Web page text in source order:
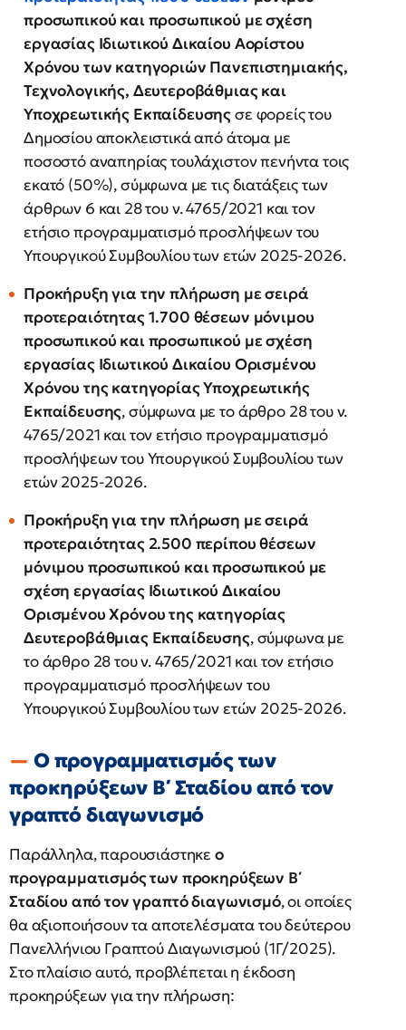
προσωπικού και προσωπικού με σχέση
εργασίας Ιδιωτικού Δικαίου Αορίστου
Χρόνου των κατηγοριών Πανεπιστημιακής,
Τεχνολογικής, Δευτεροβάθμιας και
Υποχρεωτικής Εκπαίδευσηςσε φορείς του
Δημοσίου αποκλειστικά από άτομα με
ποσοστό αναπηρίας τουλάχιστον πενήντα τοις
εκατό (50%), σύμφωνα με τις διατάξεις των
άρθρων 6 και 28 του ν. 4765/2021 και τον
ετήσιο προγραμματισμό προσλήψεων του
Υπουργικού Συμβουλίου των ετών 2025-2026.
Προκήρυξη για την πλήρωση με σειρά
προτεραιότητας 1.700 θέσεων μόνιμου
προσωπικού και προσωπικού με σχέση
εργασίας Ιδιωτικού Δικαίου Ορισμένου
Χρόνου της κατηγορίας Υποχρεωτικής
Εκπαίδευσης, σύμφωνα με το άρθρο 28 του ν.
4765/2021 και τον ετήσιο προγραμματισμό
προσλήψεων του Υπουργικού Συμβουλίου των
ετών 2025-2026.
Προκήρυξη για την πλήρωση με σειρά
προτεραιότητας 2.500 περίπου θέσεων
μόνιμου προσωπικού και προσωπικού με
σχέση εργασίας Ιδιωτικού Δικαίου
Ορισμένου Χρόνου της κατηγορίας
Δευτεροβάθμιας Εκπαίδευσης, σύμφωνα με
το άρθρο 28 του ν. 4765/2021 και τον ετήσιο
προγραμματισμό προσλήψεων του
Υπουργικού Συμβουλίου των ετών 2025-2026.
Ο προγραμματισμός των
προκηρύξεων Β΄ Σταδίου από τον
γραπτό διαγωνισμό
Παράλληλα, παρουσιάστηκε ο
προγραμματισμός των προκηρύξεων Β΄
Σταδίου από τον γραπτό διαγωνισμό, οι οποίες
θα αξιοποιήσουν τα αποτελέσματα του δεύτερου
Πανελλήνιου Γραπτού Διαγωνισμού (1Γ/2025).
Στο πλαίσιο αυτό, προβλέπεται η έκδοση
προκηρύξεων για την πλήρωση: